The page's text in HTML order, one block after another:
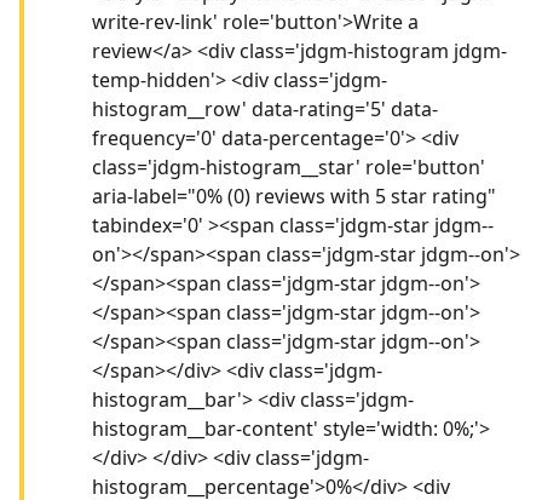
write-rev-link' role='button'>Write a
review</a> <div class='jdgm-histogram jdgm-
temp-hidden'> <div class='jdgm-
histogram__row' data-rating='5' data-
frequency='0' data-percentage='0'> <div
class='jdgm-histogram__star' role='button'
aria-label="0% (0) reviews with 5 star rating"
tabindex='0' ><span class='jdgm-star jdgm--
on'></span><span class='jdgm-star jdgm--on'>
</span><span class='jdgm-star jdgm--on'>
</span><span class='jdgm-star jdgm--on'>
</span><span class='jdgm-star jdgm--on'>
</span></div> <div class='jdgm-
histogram__bar'> <div class='jdgm-
histogram__bar-content' style='width: 0%;'>
</div> </div> <div class='jdgm-
histogram__percentage'>0%</div> <div